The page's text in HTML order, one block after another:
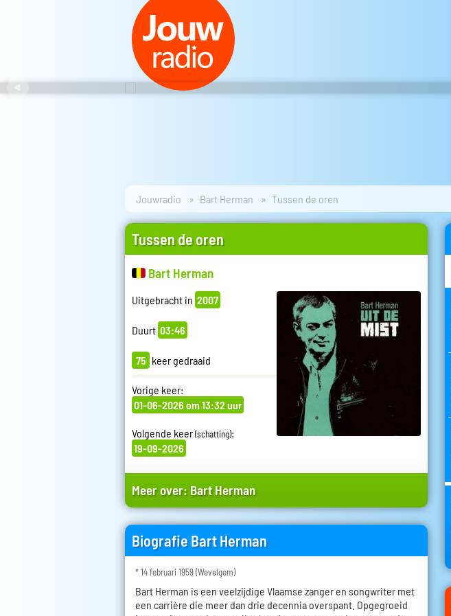
Jouwradio Bart Herman Tussen de oren
Tussen de oren
Bart Herman
Uitgebracht in 2007
Duurt 03:46
75 keer gedraaid
Vorige keer:
01-06-2026 om 13:32 uur
Volgende keer(schatting):
19-09-2026
Meer over: Bart Herman
Biografie Bart Herman
* 14 februari 1959 (Wevelgem)
Bart Herman is een veelzijdige Vlaamse zanger en songwriter met
een carrière die meer dan drie decennia overspant. Opgegroeid